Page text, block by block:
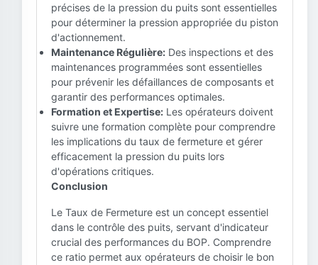
précises de la pression du puits sont essentielles
pour déterminer la pression appropriée du piston
d'actionnement.
Maintenance Régulière: Des inspections et des
maintenances programmées sont essentielles
pour prévenir les défaillances de composants et
garantir des performances optimales.
Formation et Expertise: Les opérateurs doivent
suivre une formation complète pour comprendre
les implications du taux de fermeture et gérer
efficacement la pression du puits lors
d'opérations critiques.
Conclusion
Le Taux de Fermeture est un concept essentiel
dans le contrôle des puits, servant d'indicateur
crucial des performances du BOP. Comprendre
ce ratio permet aux opérateurs de choisir le bon